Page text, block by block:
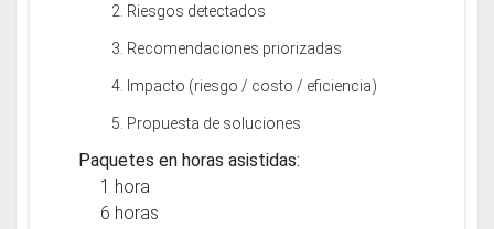
2. Riesgos detectados
3. Recomendaciones priorizadas
4. Impacto (riesgo / costo / eficiencia)
5. Propuesta de soluciones
Paquetes en horas asistidas:
1 hora
6 horas